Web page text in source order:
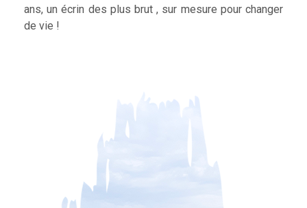
ans, un écrin des plus brut , sur mesure pour changer
de vie !